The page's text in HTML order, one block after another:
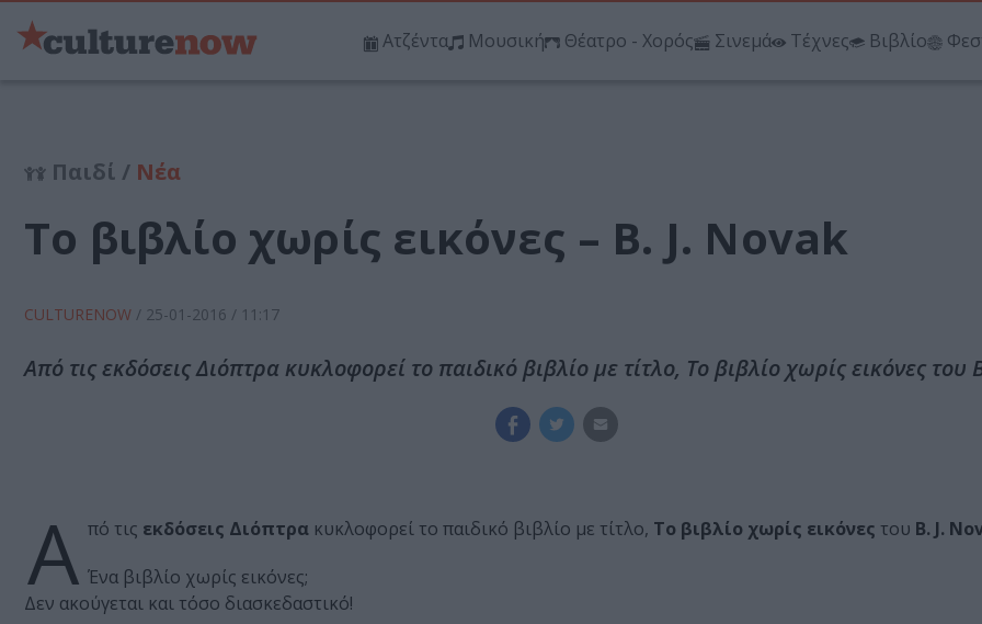
Ατζέντα Μουσική Θέατρο - Χορός Σινεμά Τέχνες Βιβλίο
Παιδί / Νέα
Το βιβλίο χωρίς εικόνες – B. J. Novak
CULTURENOW / 25-01-2016 / 11:17
Από τις εκδόσεις Διόπτρα κυκλοφορεί το παιδικό βιβλίο με τίτλο, Το βιβλίο χωρίς εικόνες του
Α πό τις εκδόσεις Διόπτρα κυκλοφορεί το παιδικό βιβλίο με τίτλο, Το βιβλίο χωρίς εικόνες του B. J.
Ένα βιβλίο χωρίς εικόνες;
Δεν ακούγεται και τόσο διασκεδαστικό!